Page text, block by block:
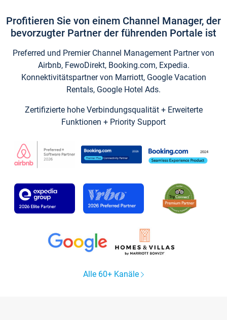
Profitieren Sie von einem Channel Manager, der
bevorzugter Partner der führenden Portale ist
Preferred und Premier Channel Management Partner von
Airbnb, FewoDirekt, Booking.com, Expedia.
Konnektivitätspartner von Marriott, Google Vacation
Rentals, Google Hotel Ads.
Zertifizierte hohe Verbindungsqualität + Erweiterte
Funktionen + Priority Support
Alle 60+ Kanäle